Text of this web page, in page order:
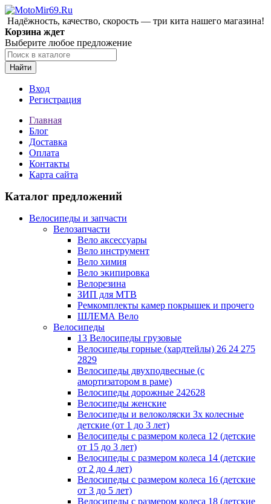
Надёжность, качество, скорость — три кита нашего магазина!
Корзина ждет
Выберите любое предложение
Найти
Вход
Регистрация
Главная
Блог
Доставка
Оплата
Контакты
Карта сайта
Каталог предложений
Велосипеды и запчасти
Велозапчасти
Вело аксессуары
Вело инструмент
Вело химия
Вело экипировка
Велорезина
ЗИП для MTB
Ремкомплекты камер покрышек и прочего
ШЛЕМА Вело
Велосипеды
13 Велосипеды грузовые
Велосипеды горные (хардтейлы) 26 24 275
2829
Велосипеды двухподвесные (с
амортизатором в раме)
Велосипеды дорожные 242628
Велосипеды женские
Велосипеды и велоколяски 3х колесные
детские (от 1 до 3 лет)
Велосипеды с размером колеса 12 (детские
от 15 до 3 лет)
Велосипеды с размером колеса 14 (детские
от 2 до 4 лет)
Велосипеды с размером колеса 16 (детские
от 3 до 5 лет)
Велосипеды с размером колеса 18 (детские